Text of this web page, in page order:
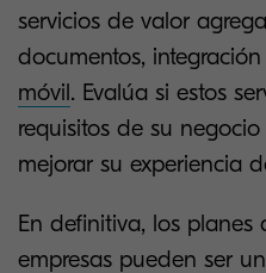
servicios de valor
documentos,
móvil. Evalúa si estos
requisitos de su
mejorar su experiencia
En definitiva, los planes
empresas pueden ser